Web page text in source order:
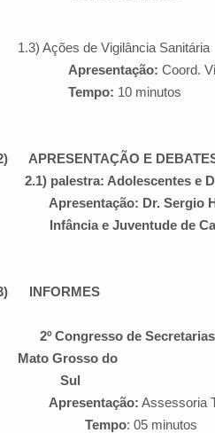
1.3) Ações de Vigilância Sanitária
Apresentação: Coord.
Tempo: 10 minutos
APRESENTAÇÃO E
2.1) palestra: Adolescentes e
Apresentação: Dr. Sergio
Infância e Juventude de
INFORMES
2º Congresso de
Mato Grosso do
Sul
Apresentação: Assessoria
Tempo: 05 minutos